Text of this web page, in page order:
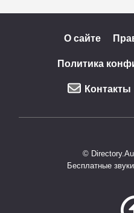
О сайте
Политика
Контакты
©
Бесплатные